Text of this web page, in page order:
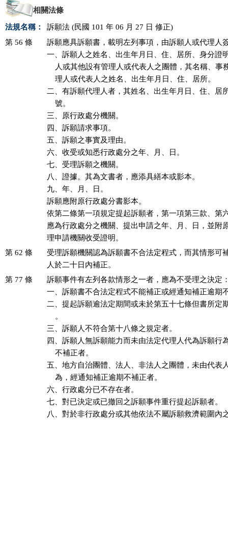
相關法條
法規名稱：
訴願法 (民國 101 年 06 月 27 日 修正)
第 56 條
訴願應具訴願書，載明左列事項，由訴願人或代理人
一、訴願人之姓名、出生年月日、住、居所、身分證
人或其他設有管理人或代表人之團體，其名稱、事
    理人或代表人之姓名、出生年月日、住、居所。
二、有訴願代理人者，其姓名、出生年月日、住、居
    號。
三、原行政處分機關。
四、訴願請求事項。
五、訴願之事實及理由。
六、收受或知悉行政處分之年、月、日。
七、受理訴願之機關。
八、證據。其為文書者，應添具繕本或影本。
九、年、月、日。
訴願應附原行政處分書影本。
依第二條第一項規定提起訴願者，第一項第三款、第
應為行政處分之機關、提出申請之年、月、日，並附
理申請機關收受證明。
第 62 條
受理訴願機關認為訴願書不合法定程式，而其情形可
人於二十日內補正。
第 77 條
訴願事件有左列各款情形之一者，應為不受理之決定
一、訴願書不合法定程式不能補正或經通知補正逾期
二、提起訴願逾法定期間或未於第五十七條但書所定
    。
三、訴願人不符合第十八條之規定者。
四、訴願人無訴願能力而未由法定代理人代為訴願行
    不補正者。
五、地方自治團體、法人、非法人之團體，未由代表
    為，經通知補正逾期不補正者。
六、行政處分已不存在者。
七、對已決定或已撤回之訴願事件重行提起訴願者。
八、對於非行政處分或其他依法不屬訴願救濟範圍內